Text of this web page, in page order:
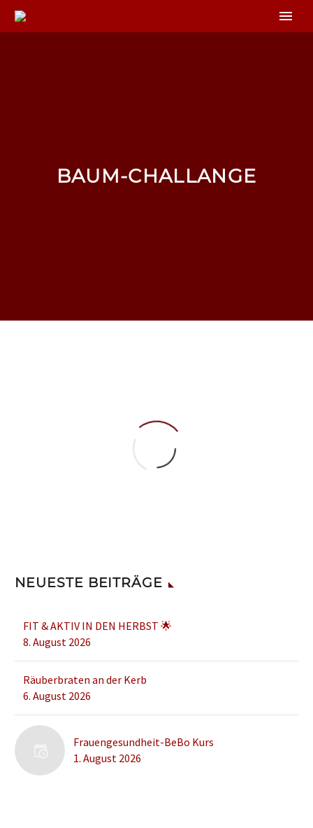
BAUM-CHALLANGE
haben diese
Zeit
erfolgreich…
NEUESTE BEITRÄGE
FIT & AKTIV IN DEN HERBST 🌟
8. August 2026
Räuberbraten an der Kerb
6. August 2026
Frauengesundheit-BeBo Kurs
1. August 2026